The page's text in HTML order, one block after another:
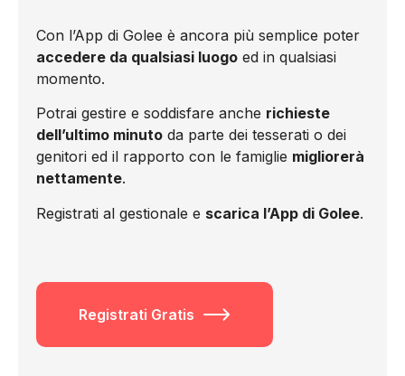
Con l’App di Golee è ancora più semplice poter
accedere da qualsiasi luogo ed in qualsiasi
momento.
Potrai gestire e soddisfare anche richieste
dell’ultimo minuto da parte dei tesserati o dei
genitori ed il rapporto con le famiglie migliorerà
nettamente.
Registrati al gestionale e scarica l’App di Golee.
Registrati Gratis